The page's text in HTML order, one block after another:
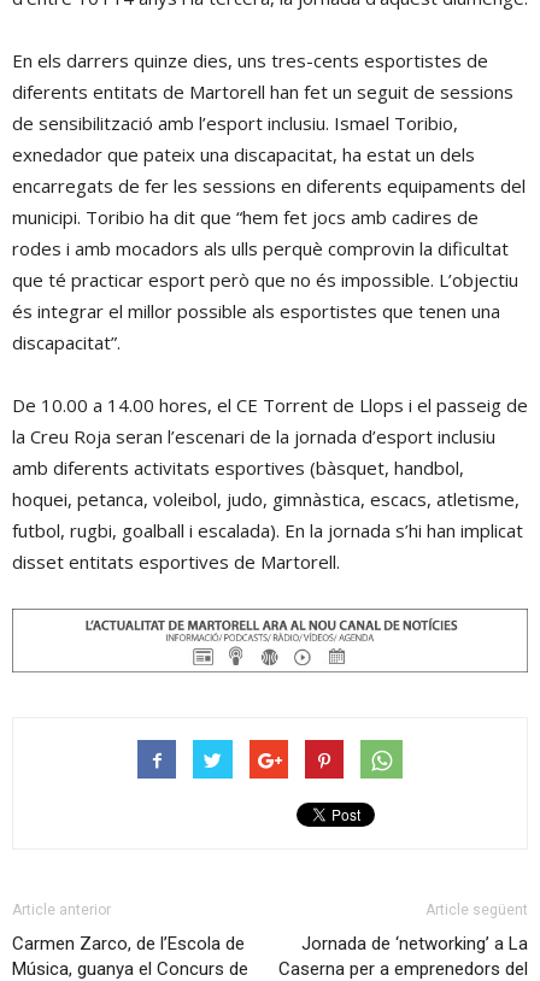
En els darrers quinze dies, uns tres-cents esportistes de
diferents entitats de Martorell han fet un seguit de sessions
de sensibilització amb l’esport inclusiu. Ismael Toribio,
exnedador que pateix una discapacitat, ha estat un dels
encarregats de fer les sessions en diferents equipaments del
municipi. Toribio ha dit que “hem fet jocs amb cadires de
rodes i amb mocadors als ulls perquè comprovin la dificultat
que té practicar esport però que no és impossible. L’objectiu
és integrar el millor possible als esportistes que tenen una
discapacitat”.
De 10.00 a 14.00 hores, el CE Torrent de Llops i el passeig de
la Creu Roja seran l’escenari de la jornada d’esport inclusiu
amb diferents activitats esportives (bàsquet, handbol,
hoquei, petanca, voleibol, judo, gimnàstica, escacs, atletisme,
futbol, rugbi, goalball i escalada). En la jornada s’hi han implicat
disset entitats esportives de Martorell.
Article anterior
Carmen Zarco, de l’Escola de
Música, guanya el Concurs de
Article següent
Jornada de ‘networking’ a La
Caserna per a emprenedors del